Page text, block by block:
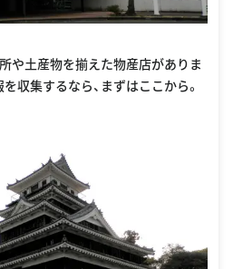
や土産物を揃えた物産店がありま
収集するなら、まずはここから。